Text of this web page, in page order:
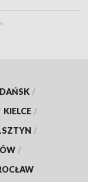
/
KIELCE /
/
/